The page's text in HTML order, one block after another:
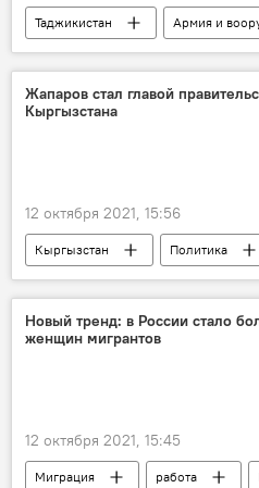
Таджикистан
Армия и
призыв
Жапаров стал главой
Кыргызстана
12 октября 2021, 15:56
Кыргызстан
Политика
Садыр Жапаров
Новый тренд: в России стало
женщин мигрантов
12 октября 2021, 15:45
Миграция работа